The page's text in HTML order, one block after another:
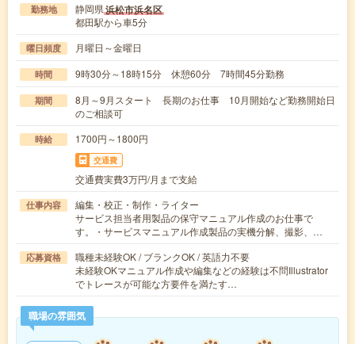
勤務地 静岡県浜松市浜名区
都田駅から車5分
曜日頻度 月曜日～金曜日
時間 9時30分～18時15分 休憩60分 7時間45分勤務
期間
8月～9月スタート 長期のお仕事 10月開始など勤務開始日
のご相談可
時給 1700円～1800円
交通費
交通費実費3万円/月まで支給
仕事内容
編集・校正・制作・ライター
サービス担当者用製品の保守マニュアル作成のお仕事で
す。・サービスマニュアル作成製品の実機分解、撮影、…
応募資格
職種未経験OK / ブランクOK / 英語力不要
未経験OKマニュアル作成や編集などの経験は不問Illustrator
でトレースが可能な方要件を満たす…
職場の雰囲気